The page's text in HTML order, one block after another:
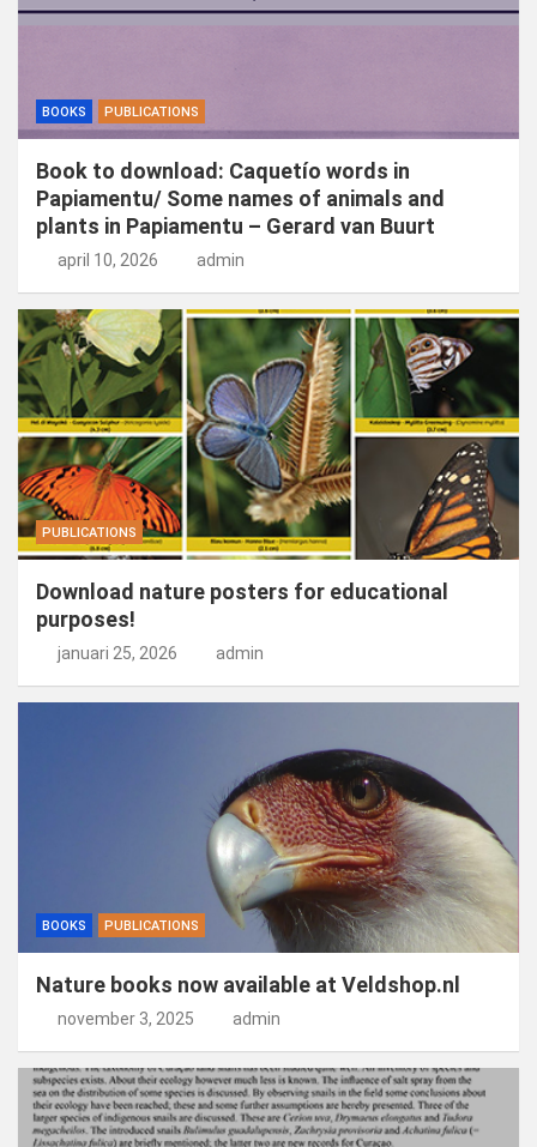
BOOKS PUBLICATIONS
Book to download: Caquetío words in
Papiamentu/ Some names of animals and
plants in Papiamentu – Gerard van Buurt
april 10, 2026 admin
PUBLICATIONS
Download nature posters for educational
purposes!
januari 25, 2026 admin
BOOKS PUBLICATIONS
Nature books now available at Veldshop.nl
november 3, 2025 admin